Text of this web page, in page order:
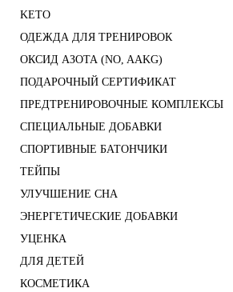
KETO
ОДЕЖДА ДЛЯ ТРЕНИРОВОК
ОКСИД АЗОТА (NO, AAKG)
ПОДАРОЧНЫЙ СЕРТИФИКАТ
ПРЕДТРЕНИРОВОЧНЫЕ КОМПЛЕКСЫ
СПЕЦИАЛЬНЫЕ ДОБАВКИ
СПОРТИВНЫЕ БАТОНЧИКИ
ТЕЙПЫ
УЛУЧШЕНИЕ СНА
ЭНЕРГЕТИЧЕСКИЕ ДОБАВКИ
УЦЕНКА
ДЛЯ ДЕТЕЙ
КОСМЕТИКА